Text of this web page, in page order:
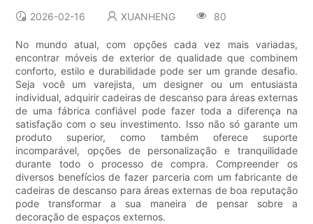
2026-02-16 XUANHENG 80
No mundo atual, com opções cada vez mais variadas,
encontrar móveis de exterior de qualidade que combinem
conforto, estilo e durabilidade pode ser um grande desafio.
Seja você um varejista, um designer ou um entusiasta
individual, adquirir cadeiras de descanso para áreas externas
de uma fábrica confiável pode fazer toda a diferença na
satisfação com o seu investimento. Isso não só garante um
produto superior, como também oferece suporte
incomparável, opções de personalização e tranquilidade
durante todo o processo de compra. Compreender os
diversos benefícios de fazer parceria com um fabricante de
cadeiras de descanso para áreas externas de boa reputação
pode transformar a sua maneira de pensar sobre a
decoração de espaços externos.